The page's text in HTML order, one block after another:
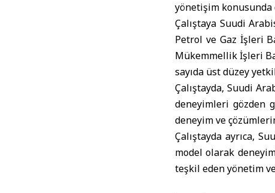
yönetişim konusunda
Çalıştaya Suudi
Petrol ve Gaz İşleri
Mükemmellik İşleri
sayıda üst düzey
Çalıştayda, Suudi
deneyimleri gözden
deneyim ve
Çalıştayda ayrıca,
model olarak
teşkil eden yönetim